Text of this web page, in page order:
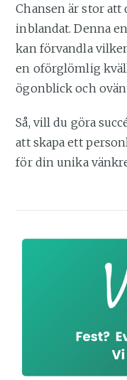
Chansen är stor
inblandat. Denna
kan förvandla
en oförglömlig
ögonblick och
Så, vill du göra
att skapa ett
för din unika